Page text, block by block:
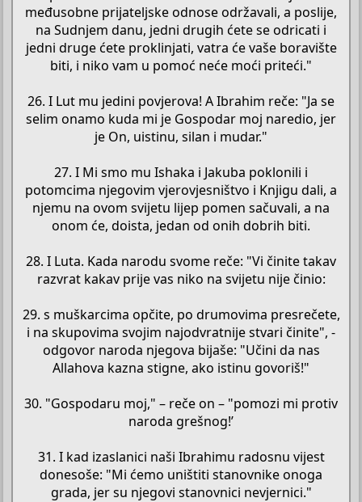
međusobne prijateljske odnose održavali, a poslije,
na Sudnjem danu, jedni drugih ćete se odricati i
jedni druge ćete proklinjati, vatra će vaše boravište
biti, i niko vam u pomoć neće moći priteći."
26. I Lut mu jedini povjerova! A Ibrahim reče: "Ja se
selim onamo kuda mi je Gospodar moj naredio, jer
je On, uistinu, silan i mudar."
27. I Mi smo mu Ishaka i Jakuba poklonili i
potomcima njegovim vjerovjesništvo i Knjigu dali, a
njemu na ovom svijetu lijep pomen sačuvali, a na
onom će, doista, jedan od onih dobrih biti.
28. I Luta. Kada narodu svome reče: "Vi činite takav
razvrat kakav prije vas niko na svijetu nije činio:
29. s muškarcima opčite, po drumovima presrečete,
i na skupovima svojim najodvratnije stvari činite", -
odgovor naroda njegova bijaše: "Učini da nas
Allahova kazna stigne, ako istinu govoriš!"
30. "Gospodaru moj," – reče on – "pomozi mi protiv
naroda grešnog!’
31. I kad izaslanici naši Ibrahimu radosnu vijest
donesoše: "Mi ćemo uništiti stanovnike onoga
grada, jer su njegovi stanovnici nevjernici."